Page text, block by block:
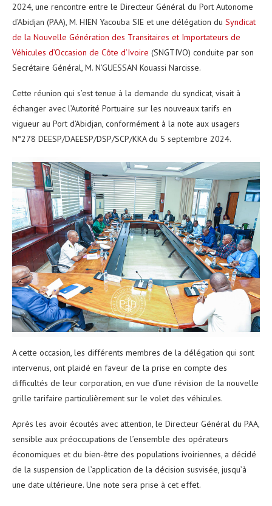
2024, une rencontre entre le Directeur Général du Port Autonome
d’Abidjan (PAA), M. HIEN Yacouba SIE et une délégation du Syndicat
de la Nouvelle Génération des Transitaires et Importateurs de
Véhicules d’Occasion de Côte d’Ivoire (SNGTIVO) conduite par son
Secrétaire Général, M. N’GUESSAN Kouassi Narcisse.
Cette réunion qui s’est tenue à la demande du syndicat, visait à
échanger avec l’Autorité Portuaire sur les nouveaux tarifs en
vigueur au Port d’Abidjan, conformément à la note aux usagers
N°278 DEESP/DAEESP/DSP/SCP/KKA du 5 septembre 2024.
A cette occasion, les différents membres de la délégation qui sont
intervenus, ont plaidé en faveur de la prise en compte des
difficultés de leur corporation, en vue d’une révision de la nouvelle
grille tarifaire particulièrement sur le volet des véhicules.
Après les avoir écoutés avec attention, le Directeur Général du PAA,
sensible aux préoccupations de l’ensemble des opérateurs
économiques et du bien-être des populations ivoiriennes, a décidé
de la suspension de l’application de la décision susvisée, jusqu’à
une date ultérieure. Une note sera prise à cet effet.